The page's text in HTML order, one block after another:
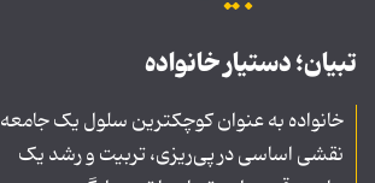
تبیان؛ دستیار خانواده
خانواده به عنوان کوچکترین سلول یک جامعه
نقشی اساسی در پی‌ریزی، تربیت و رشد یک